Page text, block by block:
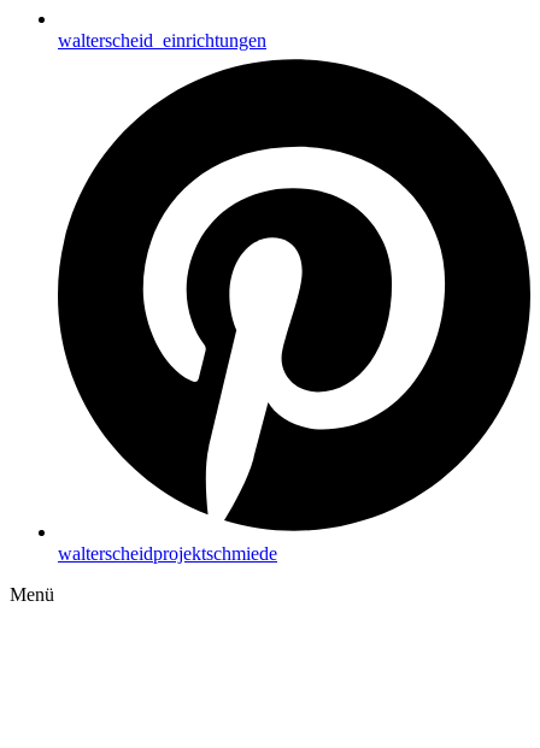
walterscheid_einrichtungen
walterscheidprojektschmiede
Menü